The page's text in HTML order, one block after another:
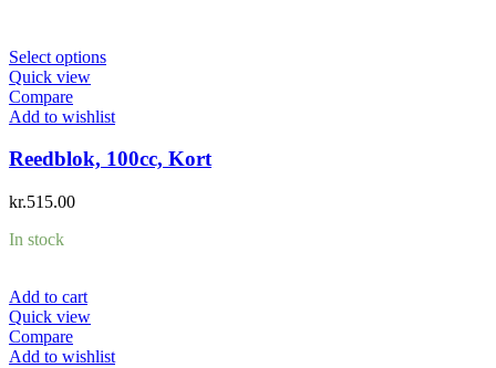
Select options
Quick view
Compare
Add to wishlist
Reedblok, 100cc, Kort
kr.515.00
In stock
Add to cart
Quick view
Compare
Add to wishlist